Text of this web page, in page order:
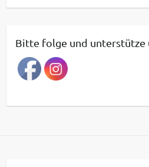
e
r
a
g
a
Bitte folge und unterstütze